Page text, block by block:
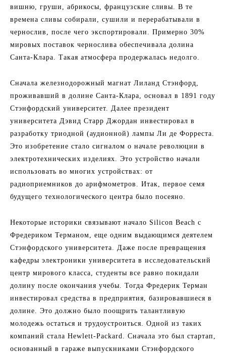
вишню, груши, абрикосы, французские сливы. В те
времена сливы собирали, сушили и перерабатывали в
чернослив, после чего экспортировали. Примерно 30%
мировых поставок чернослива обеспечивала долина
Санта-Клара. Такая атмосфера продержалась недолго.
Сначала железнодорожный магнат Лиланд Стэнфорд,
проживавший в долине Санта-Клара, основал в 1891 году
Стэнфордский университет. Далее президент
университета Дэвид Старр Джордан инвестировал в
разработку триодной (аудионной) лампы Ли де Форреста.
Это изобретение стало сигналом о начале революции в
электротехнических изделиях. Это устройство начали
использовать во многих устройствах: от
радиоприемников до арифмометров. Итак, первое семя
будущего технологического центра было посеяно.
Некоторые историки связывают начало Silicon Beach с
Фредериком Терманом, еще одним выдающимся деятелем
Стэнфордского университета. Даже после превращения
кафедры электроники университета в исследовательский
центр мирового класса, студенты все равно покидали
долину после окончания учебы. Тогда Фредерик Терман
инвестировал средства в предприятия, базировавшиеся в
долине. Это должно было поощрить талантливую
молодежь остаться и трудоустроиться. Одной из таких
компаний стала Hewlett-Packard. Сначала это был стартап,
основанный в гараже выпускниками Стэнфордского